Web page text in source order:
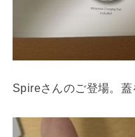
Spireさんのご登場。蓋